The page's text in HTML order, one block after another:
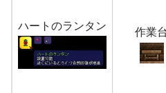
ハートのランタン
作業台